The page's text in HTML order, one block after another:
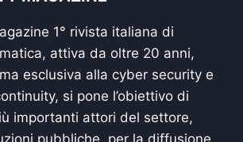
1° rivista italiana di
attiva da oltre 20 anni,
esclusiva alla cyber security e
si pone l’obiettivo di
importanti attori del settore,